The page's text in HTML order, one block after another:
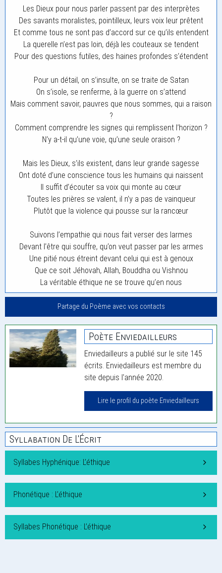
Les Dieux pour nous parler passent par des interprètes
Des savants moralistes, pointilleux, leurs voix leur prêtent
Et comme tous ne sont pas d’accord sur ce qu’ils entendent
La querelle n’est pas loin, déjà les couteaux se tendent
Pour des questions futiles, des haines profondes s’étendent
Pour un détail, on s’insulte, on se traite de Satan
On s’isole, se renferme, à la guerre on s’attend
Mais comment savoir, pauvres que nous sommes, qui a raison
?
Comment comprendre les signes qui remplissent l’horizon ?
N’y a-t-il qu’une voie, qu’une seule oraison ?
Mais les Dieux, s’ils existent, dans leur grande sagesse
Ont doté d’une conscience tous les humains qui naissent
Il suffit d’écouter sa voix qui monte au cœur
Toutes les prières se valent, il n’y a pas de vainqueur
Plutôt que la violence qui pousse sur la rancœur
Suivons l’empathie qui nous fait verser des larmes
Devant l’être qui souffre, qu’on veut passer par les armes
Une pitié nous étreint devant celui qui est à genoux
Que ce soit Jéhovah, Allah, Bouddha ou Vishnou
La véritable éthique ne se trouve qu’en nous
Partage du Poème avec vos contacts
Poète Enviedailleurs
Enviedailleurs a publié sur le site 145
écrits. Enviedailleurs est membre du
site depuis l'année 2020.
Lire le profil du poète Enviedailleurs
Syllabation De L'Écrit
Syllabes Hyphénique: L’éthique
Phonétique : L’éthique
Syllabes Phonétique : L’éthique